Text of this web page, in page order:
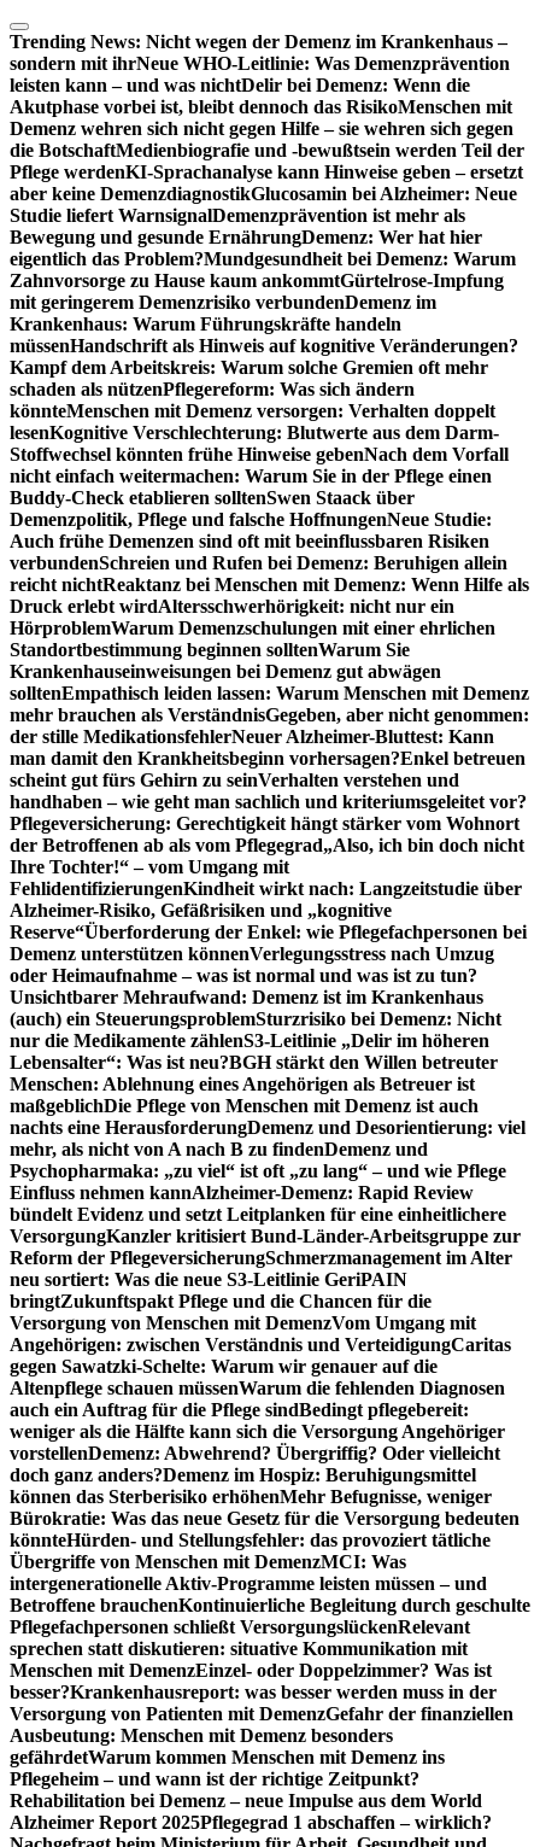
Zum
Inhalt
springen
Trending News: Nicht wegen der Demenz im Krankenhaus –
sondern mit ihrNeue WHO-Leitlinie: Was Demenzprävention
leisten kann – und was nichtDelir bei Demenz: Wenn die
Akutphase vorbei ist, bleibt dennoch das RisikoMenschen mit
Demenz wehren sich nicht gegen Hilfe – sie wehren sich gegen
die BotschaftMedienbiografie und -bewußtsein werden Teil der
Pflege werdenKI-Sprachanalyse kann Hinweise geben – ersetzt
aber keine DemenzdiagnostikGlucosamin bei Alzheimer: Neue
Studie liefert WarnsignalDemenzprävention ist mehr als
Bewegung und gesunde ErnährungDemenz: Wer hat hier
eigentlich das Problem?Mundgesundheit bei Demenz: Warum
Zahnvorsorge zu Hause kaum ankommtGürtelrose-Impfung
mit geringerem Demenzrisiko verbundenDemenz im
Krankenhaus: Warum Führungskräfte handeln
müssenHandschrift als Hinweis auf kognitive Veränderungen?
Kampf dem Arbeitskreis: Warum solche Gremien oft mehr
schaden als nützenPflegereform: Was sich ändern
könnteMenschen mit Demenz versorgen: Verhalten doppelt
lesenKognitive Verschlechterung: Blutwerte aus dem Darm-
Stoffwechsel könnten frühe Hinweise gebenNach dem Vorfall
nicht einfach weitermachen: Warum Sie in der Pflege einen
Buddy-Check etablieren solltenSwen Staack über
Demenzpolitik, Pflege und falsche HoffnungenNeue Studie:
Auch frühe Demenzen sind oft mit beeinflussbaren Risiken
verbundenSchreien und Rufen bei Demenz: Beruhigen allein
reicht nichtReaktanz bei Menschen mit Demenz: Wenn Hilfe als
Druck erlebt wirdAltersschwerhörigkeit: nicht nur ein
HörproblemWarum Demenzschulungen mit einer ehrlichen
Standortbestimmung beginnen solltenWarum Sie
Krankenhauseinweisungen bei Demenz gut abwägen
solltenEmpathisch leiden lassen: Warum Menschen mit Demenz
mehr brauchen als VerständnisGegeben, aber nicht genommen:
der stille MedikationsfehlerNeuer Alzheimer-Bluttest: Kann
man damit den Krankheitsbeginn vorhersagen?Enkel betreuen
scheint gut fürs Gehirn zu seinVerhalten verstehen und
handhaben – wie geht man sachlich und kriteriumsgeleitet vor?
Pflegeversicherung: Gerechtigkeit hängt stärker vom Wohnort
der Betroffenen ab als vom Pflegegrad„Also, ich bin doch nicht
Ihre Tochter!“ – vom Umgang mit
FehlidentifizierungenKindheit wirkt nach: Langzeitstudie über
Alzheimer-Risiko, Gefäßrisiken und „kognitive
Reserve“Überforderung der Enkel: wie Pflegefachpersonen bei
Demenz unterstützen könnenVerlegungsstress nach Umzug
oder Heimaufnahme – was ist normal und was ist zu tun?
Unsichtbarer Mehraufwand: Demenz ist im Krankenhaus
(auch) ein SteuerungsproblemSturzrisiko bei Demenz: Nicht
nur die Medikamente zählenS3-Leitlinie „Delir im höheren
Lebensalter“: Was ist neu?BGH stärkt den Willen betreuter
Menschen: Ablehnung eines Angehörigen als Betreuer ist
maßgeblichDie Pflege von Menschen mit Demenz ist auch
nachts eine HerausforderungDemenz und Desorientierung: viel
mehr, als nicht von A nach B zu findenDemenz und
Psychopharmaka: „zu viel“ ist oft „zu lang“ – und wie Pflege
Einfluss nehmen kannAlzheimer-Demenz: Rapid Review
bündelt Evidenz und setzt Leitplanken für eine einheitlichere
VersorgungKanzler kritisiert Bund-Länder-Arbeitsgruppe zur
Reform der PflegeversicherungSchmerzmanagement im Alter
neu sortiert: Was die neue S3-Leitlinie GeriPAIN
bringtZukunftspakt Pflege und die Chancen für die
Versorgung von Menschen mit DemenzVom Umgang mit
Angehörigen: zwischen Verständnis und VerteidigungCaritas
gegen Sawatzki-Schelte: Warum wir genauer auf die
Altenpflege schauen müssenWarum die fehlenden Diagnosen
auch ein Auftrag für die Pflege sindBedingt pflegebereit:
weniger als die Hälfte kann sich die Versorgung Angehöriger
vorstellenDemenz: Abwehrend? Übergriffig? Oder vielleicht
doch ganz anders?Demenz im Hospiz: Beruhigungsmittel
können das Sterberisiko erhöhenMehr Befugnisse, weniger
Bürokratie: Was das neue Gesetz für die Versorgung bedeuten
könnteHürden- und Stellungsfehler: das provoziert tätliche
Übergriffe von Menschen mit DemenzMCI: Was
intergenerationelle Aktiv-Programme leisten müssen – und
Betroffene brauchenKontinuierliche Begleitung durch geschulte
Pflegefachpersonen schließt VersorgungslückenRelevant
sprechen statt diskutieren: situative Kommunikation mit
Menschen mit DemenzEinzel- oder Doppelzimmer? Was ist
besser?Krankenhausreport: was besser werden muss in der
Versorgung von Patienten mit DemenzGefahr der finanziellen
Ausbeutung: Menschen mit Demenz besonders
gefährdetWarum kommen Menschen mit Demenz ins
Pflegeheim – und wann ist der richtige Zeitpunkt?
Rehabilitation bei Demenz – neue Impulse aus dem World
Alzheimer Report 2025Pflegegrad 1 abschaffen – wirklich?